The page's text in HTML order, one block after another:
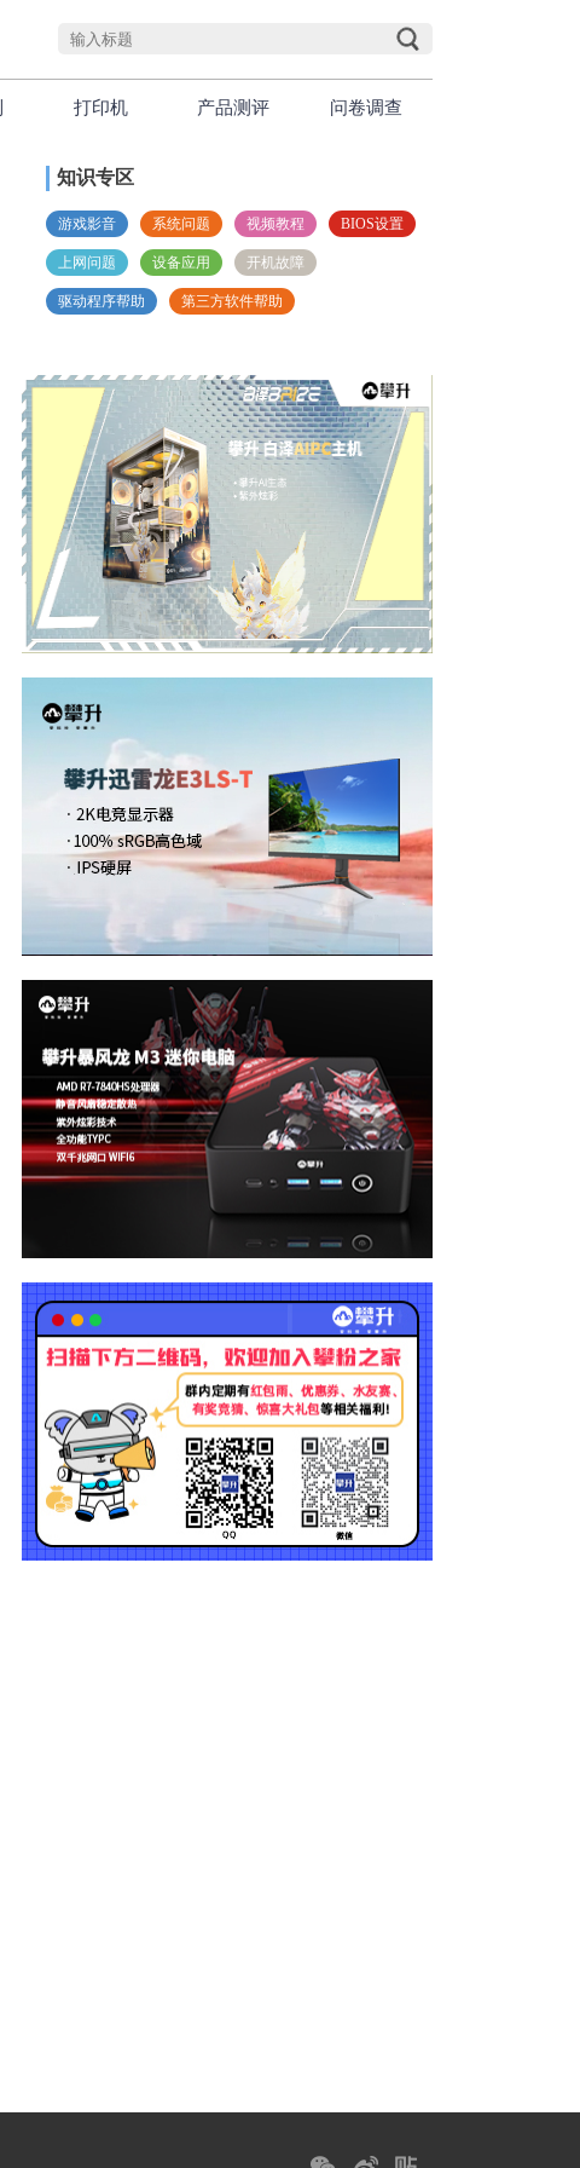
打印机 产品测评 问卷调查
知识专区
游戏影音 系统问题 视频教程 BIOS设置
上网问题 设备应用 开机故障
驱动程序帮助 第三方软件帮助